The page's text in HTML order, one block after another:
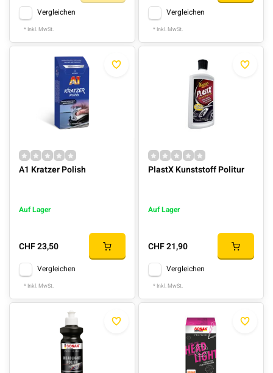
Vergleichen
* Inkl. MwSt.
Vergleichen
* Inkl. MwSt.
A1 Kratzer Polish
Auf Lager
CHF 23,50
Vergleichen
* Inkl. MwSt.
PlastX Kunststoff Politur
Auf Lager
CHF 21,90
Vergleichen
* Inkl. MwSt.